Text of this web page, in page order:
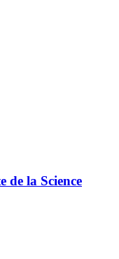
de la Science